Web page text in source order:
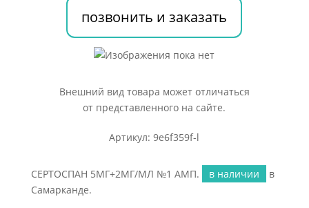
позвонить и заказать
Внешний вид товара может отличаться
от представленного на сайте.
Артикул: 9e6f359f-l
СЕРТОСПАН 5МГ+2МГ/МЛ №1 АМП. в наличии
в
Самарканде.